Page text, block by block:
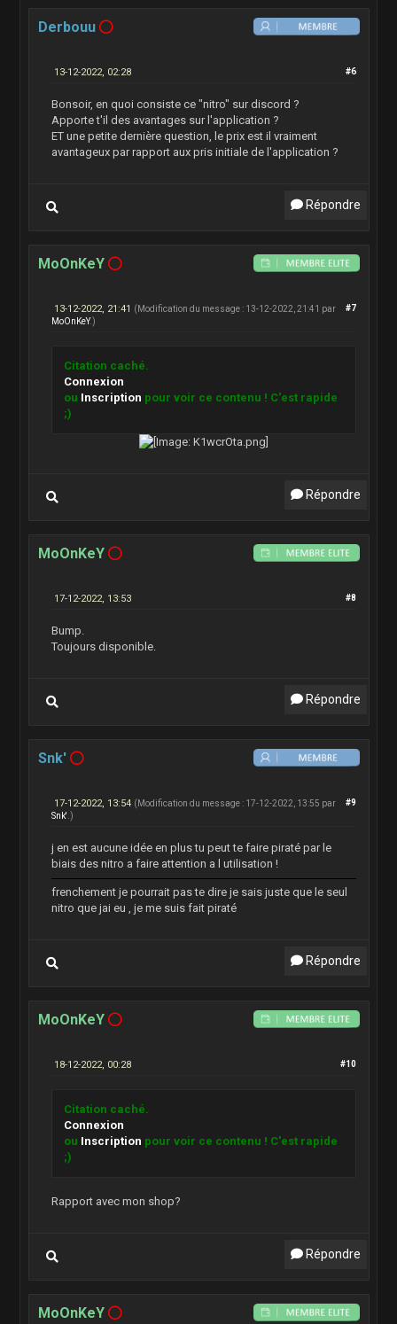
Derbouu
#6
13-12-2022, 02:28
Bonsoir, en quoi consiste ce "nitro" sur discord ?
Apporte t'il des avantages sur l'application ?
ET une petite dernière question, le prix est il vraiment
avantageux par rapport aux pris initiale de l'application ?
Répondre
MoOnKeY
#7
13-12-2022, 21:41 (Modification du message : 13-12-2022, 21:41 par
MoOnKeY.)
Citation caché.
Connexion
ou Inscription pour voir ce contenu ! C'est rapide
;)
Répondre
MoOnKeY
#8
17-12-2022, 13:53
Bump.
Toujours disponible.
Répondre
Snk'
#9
17-12-2022, 13:54 (Modification du message : 17-12-2022, 13:55 par
Snk' .)
j en est aucune idée en plus tu peut te faire piraté par le
biais des nitro a faire attention a l utilisation !
frenchement je pourrait pas te dire je sais juste que le seul
nitro que jai eu , je me suis fait piraté
Répondre
MoOnKeY
#10
18-12-2022, 00:28
Citation caché.
Connexion
ou Inscription pour voir ce contenu ! C'est rapide
;)
Rapport avec mon shop?
Répondre
MoOnKeY